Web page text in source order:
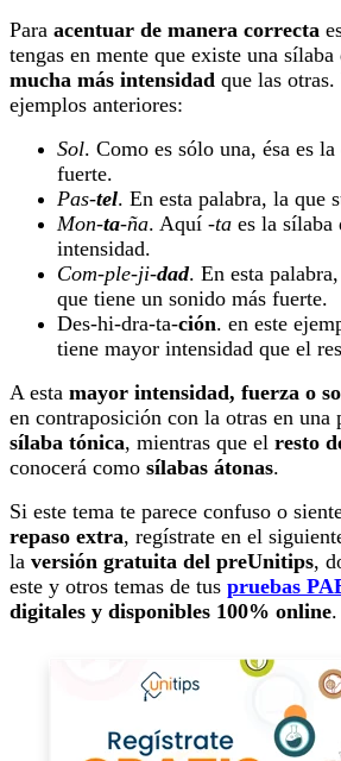
Para acentuar de manera correcta
tengas en mente que existe una sílaba
mucha más intensidad que las
ejemplos anteriores:
Sol. Como es sólo una, ésa es la
fuerte.
Pas-tel. En esta palabra, la que
Mon-ta-ña. Aquí -ta es la sílaba
intensidad.
Com-ple-ji-dad. En esta
que tiene un sonido más fuerte.
Des-hi-dra-ta-ción. en este
tiene mayor intensidad que el
A esta mayor intensidad, fuerza o
en contraposición con la otras en una
sílaba tónica, mientras que el resto
conocerá como sílabas átonas.
Si este tema te parece confuso o
repaso extra, regístrate en el
la versión gratuita del preUnitips,
este y otros temas de tus pruebas
digitales y disponibles 100% online.